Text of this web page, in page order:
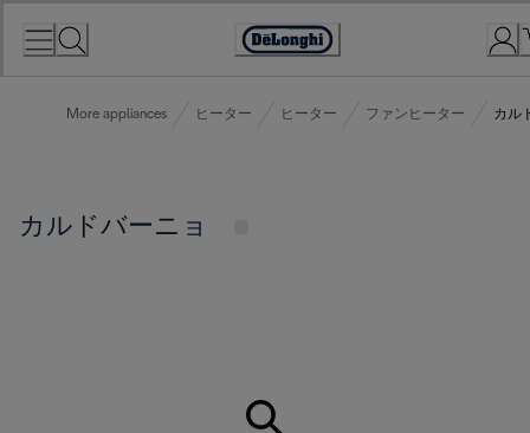
Accessibility
More appliances ヒーター ヒーター ファンヒーター カル
カルドバーニョ